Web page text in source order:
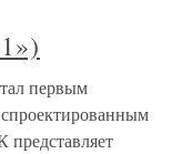
первым